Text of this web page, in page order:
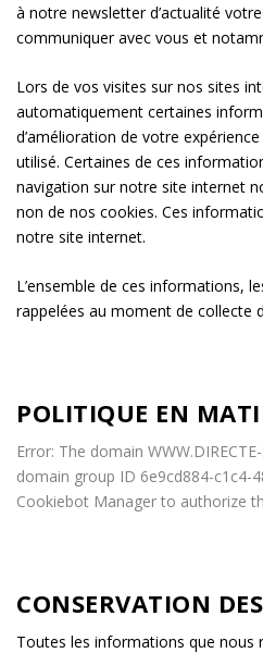
à notre newsletter d’actualité
communiquer avec vous et
Lors de vos visites sur nos sites
automatiquement certaines
d’amélioration de votre
utilisé. Certaines de ces
navigation sur notre site internet
non de nos cookies. Ces
notre site internet.
L’ensemble de ces informations,
rappelées au moment de collecte
POLITIQUE EN
Error: The domain
domain group ID 6e9cd884-c1c4-
Cookiebot Manager to authorize
CONSERVATION
Toutes les informations que nous